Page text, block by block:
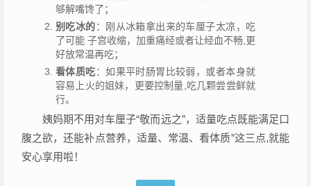
够解嘴馋了；
别吃冰的：刚从冰箱拿出来的车厘子太凉，吃
了可能 子宫收缩，加重痛经或者让经血不畅,更
好放常温再吃；
看体质吃：如果平时肠胃比较弱，或者本身就
容易上火的姐妹，更要控制量,吃几颗尝尝鲜就
行。
姨妈期不用对车厘子“敬而远之”，适量吃点既能满足口
腹之欲，还能补点营养，适量、常温、看体质”这三点,就能
安心享用啦！